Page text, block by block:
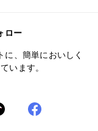
ロー
に、簡単においしく
います。